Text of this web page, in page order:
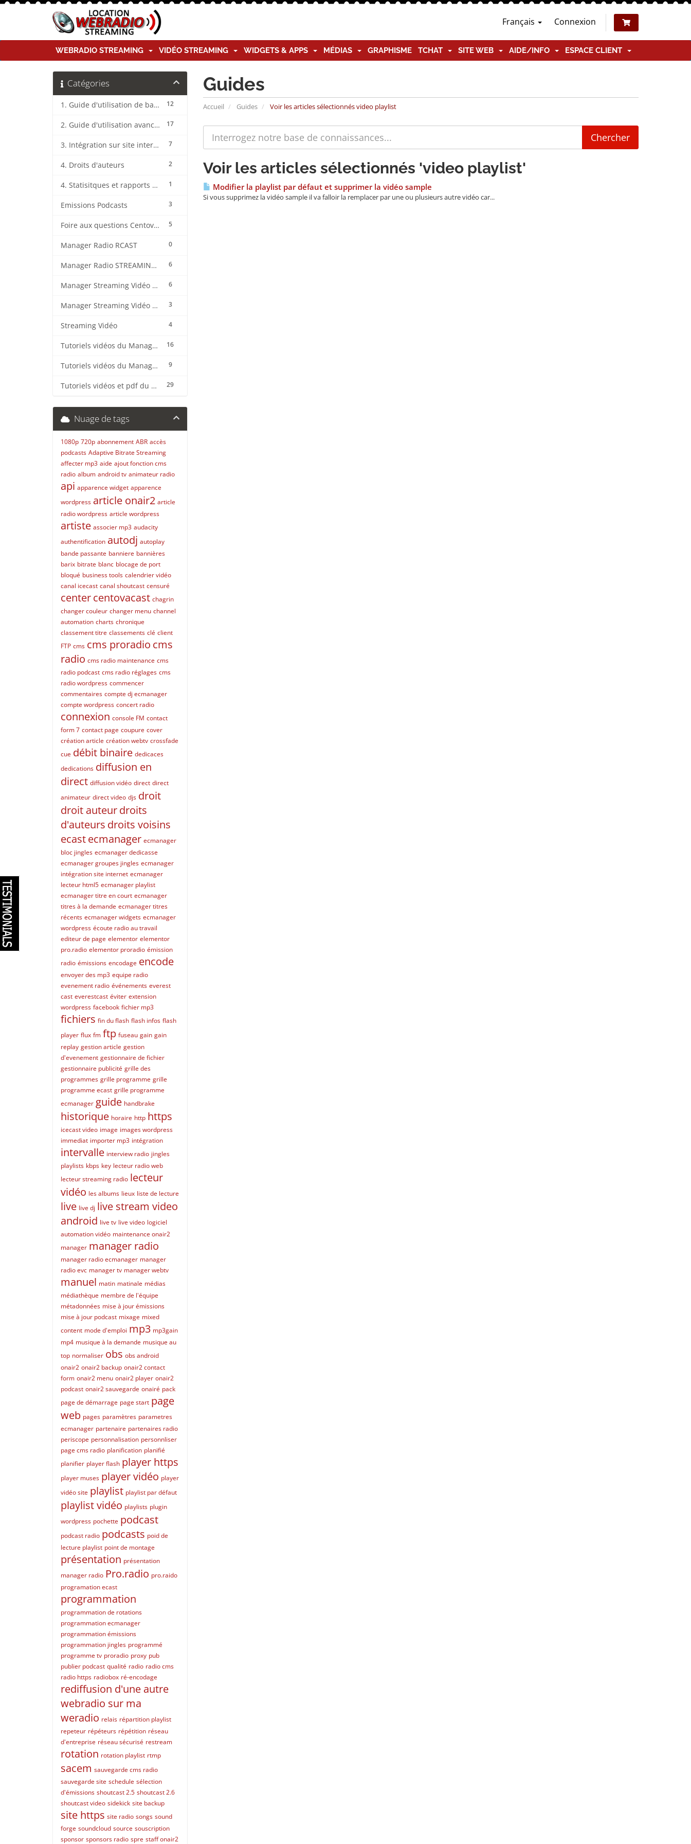
Français Connexion
WEBRADIO STREAMING VIDÉO STREAMING WIDGETS & APPS MÉDIAS GRAPHISME TCHAT SITE WEB AIDE/INFO ESPACE CLIENT
Guides
Accueil Guides Voir les articles sélectionnés video playlist
Catégories
12
1. Guide d'utilisation de base CentovaCast
17
2. Guide d'utilisation avancée CentovaCast
7
3. Intégration sur site internet CentovaCast
2
4. Droits d'auteurs
1
4. Statisitques et rapports CentovaCast
3
Emissions Podcasts
5
Foire aux questions CentovaCast
0
Manager Radio RCAST
6
Manager Radio STREAMING CENTER
6
Manager Streaming Vidéo TVMCP
3
Manager Streaming Vidéo VDO
4
Streaming Vidéo
16
Tutoriels vidéos du Manager Radio CentovaCast
9
Tutoriels vidéos du Manager Radio STREAMING CENTER
29
Tutoriels vidéos et pdf du CMS Radio Wordpress + OnAir2/Pro.Radio
Voir les articles sélectionnés 'video playlist'
Modifier la playlist par défaut et supprimer la vidéo sample
Si vous supprimez la vidéo sample il va falloir la remplacer par une ou plusieurs autre vidéo car...
Nuage de tags
1080p 720p abonnement ABR accès
podcasts Adaptive Bitrate Streaming
affecter mp3 aide ajout fonction cms
radio album android tv animateur radio
api apparence widget apparence
wordpress article onair2 article
radio wordpress article wordpress
artiste associer mp3 audacity
authentification autodj autoplay
bande passante banniere bannières
barix bitrate blanc blocage de port
bloqué business tools calendrier vidéo
canal icecast canal shoutcast censuré
centercentovacast chagrin
changer couleur changer menu channel
automation charts chronique
classement titre classements clé client
FTP cms cms proradio cms
radio cms radio maintenance cms
radio podcast cms radio réglages cms
radio wordpress commencer
commentaires compte dj ecmanager
compte wordpress concert radio
connexion console FM contact
form 7 contact page coupure cover
création article création webtv crossfade
cue débit binaire dedicaces
dedications diffusion en
direct diffusion vidéo direct direct
animateur direct video djs droit
droit auteurdroits
d'auteurs droits voisins
ecastecmanager ecmanager
bloc jingles ecmanager dedicasse
ecmanager groupes jingles ecmanager
intégration site internet ecmanager
lecteur html5 ecmanager playlist
ecmanager titre en court ecmanager
titres à la demande ecmanager titres
récents ecmanager widgets ecmanager
wordpress écoute radio au travail
editeur de page elementor elementor
pro.radio elementor proradio émission
radio émissions encodage encode
envoyer des mp3 equipe radio
evenement radio événements everest
cast everestcast éviter extension
wordpress facebook fichier mp3
fichiers fin du flash flash infos flash
player flux fm ftp fuseau gain gain
replay gestion article gestion
d'evenement gestionnaire de fichier
gestionnaire publicité grille des
programmes grille programme grille
programme ecast grille programme
ecmanager guide handbrake
historique horaire http https
icecast video image images wordpress
immediat importer mp3 intégration
intervalle interview radio jingles
playlists kbps key lecteur radio web
lecteur streaming radio lecteur
vidéo les albums lieux liste de lecture
live live dj live stream video
android live tv live video logiciel
automation vidéo maintenance onair2
manager manager radio
manager radio ecmanager manager
radio evc manager tv manager webtv
manuel matin matinale médias
médiathèque membre de l'équipe
métadonnées mise à jour émissions
mise à jour podcast mixage mixed
content mode d'emploi mp3 mp3gain
mp4 musique à la demande musique au
top normaliser obs obs android
onair2 onair2 backup onair2 contact
form onair2 menu onair2 player onair2
podcast onair2 sauvegarde onairé pack
page de démarrage page start page
web pages paramètres parametres
ecmanager partenaire partenaires radio
periscope personnalisation personnliser
page cms radio planification planifié
planifier player flash player https
player muses player vidéo player
vidéo site playlist playlist par défaut
playlist vidéo playlists plugin
wordpress pochette podcast
podcast radio podcasts poid de
lecture playlist point de montage
présentation présentation
manager radio Pro.radio pro.raido
programation ecast
programmation
programmation de rotations
programmation ecmanager
programmation émissions
programmation jingles programmé
programme tv proradio proxy pub
publier podcast qualité radio radio cms
radio https radiobox ré-encodage
rediffusion d'une autre
webradio sur ma
weradio relais répartition playlist
repeteur répéteurs répétition réseau
d'entreprise réseau sécurisé restream
rotation rotation playlist rtmp
sacem sauvegarde cms radio
sauvegarde site schedule sélection
d'émissions shoutcast 2.5 shoutcast 2.6
shoutcast video sidekick site backup
site https site radio songs sound
forge soundcloud source souscription
sponsor sponsors radio spre staff onair2